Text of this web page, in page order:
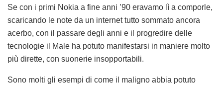
Se con i primi Nokia a fine anni ’90 eravamo lì a comporle,
scaricando le note da un internet tutto sommato ancora
acerbo, con il passare degli anni e il progredire delle
tecnologie il Male ha potuto manifestarsi in maniere molto
più dirette, con suonerie insopportabili.
Sono molti gli esempi di come il maligno abbia potuto